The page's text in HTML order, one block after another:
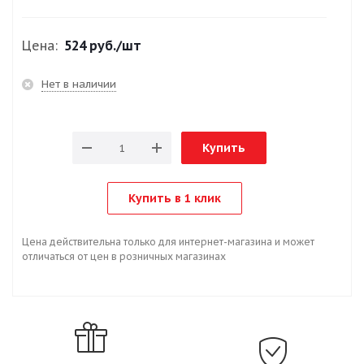
Цена: 524 руб./шт
Нет в наличии
Купить
Купить в 1 клик
Цена действительна только для интернет-магазина и может
отличаться от цен в розничных магазинах